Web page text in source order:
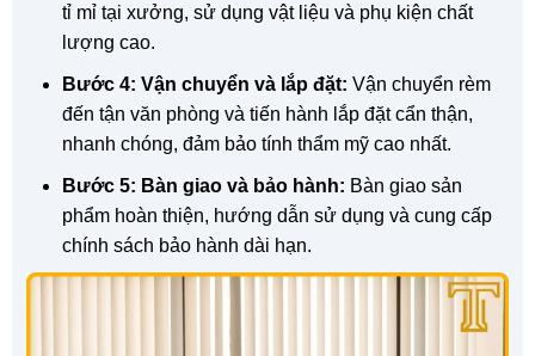
tỉ mỉ tại xưởng, sử dụng vật liệu và phụ kiện chất
lượng cao.
Bước 4: Vận chuyển và lắp đặt: Vận chuyển rèm
đến tận văn phòng và tiến hành lắp đặt cẩn thận,
nhanh chóng, đảm bảo tính thẩm mỹ cao nhất.
Bước 5: Bàn giao và bảo hành: Bàn giao sản
phẩm hoàn thiện, hướng dẫn sử dụng và cung cấp
chính sách bảo hành dài hạn.